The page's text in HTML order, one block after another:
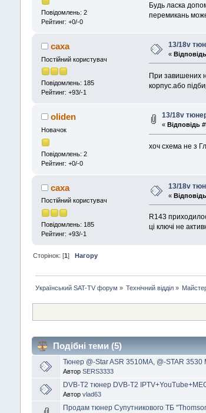
Повідомлень: 2
Рейтинг: +0/-0
Будь ласка
перемикань
caxa
Постійний користувач
Повідомлень: 185
Рейтинг: +93/-1
13/18v
«
При завишених
корпус.або
oliden
Новачок
Повідомлень: 2
Рейтинг: +0/-0
13/18v
« Відповідь
хоч схема не з
caxa
Постійний користувач
Повідомлень: 185
Рейтинг: +93/-1
13/18v
«
R143
ці ключі не
Сторінок: [1] Нагору
Український SAT-TV форум » Технічний відділ »
Подібні теми (5)
Тюнер @-Star ASR 3510MA, @-STAR 3530
Автор SERS3333
DVB-T2 тюнер DVB-T2
Автор vlad63
Продам тюнер Супутникового ТБ